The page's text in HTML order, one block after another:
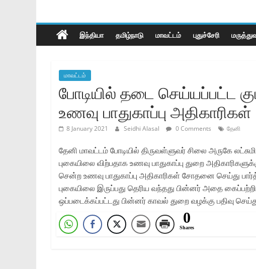
இந்தியா தமிழ்நாடு மாவட்டம் புதுச்சேரி
மாவட்டம்
போடியில் தடை செய்யப்பட்ட
உணவு பாதுகாப்பு அதிகாரிகள்
8 January 2021 Seidhi Alasal 0 Comments தேனி
தேனி மாவட்டம் போடியில் திருவள்ளுவர் சிலை அருகே
புகையிலை விற்பதாக உணவு பாதுகாப்பு துறை
சென்ற உணவு பாதுகாப்பு அதிகாரிகள் சோதனை செய்து
புகையிலை இருப்பது தெரிய வந்தது பின்னர் அதை
ஒப்படைக்கப்பட்டது பின்னர் காவல் துறை வழக்கு பதிவு
0
Shares